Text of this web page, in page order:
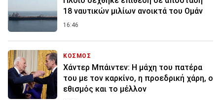
18 ναυτικών μιλίων ανοικτά του Ομάν
16:46
ΚΟΣΜΟΣ
Χάντερ Μπάιντεν: Η μάχη του πατέρα
του με τον καρκίνο, η προεδρική χάρη, ο
εθισμός και το μέλλον